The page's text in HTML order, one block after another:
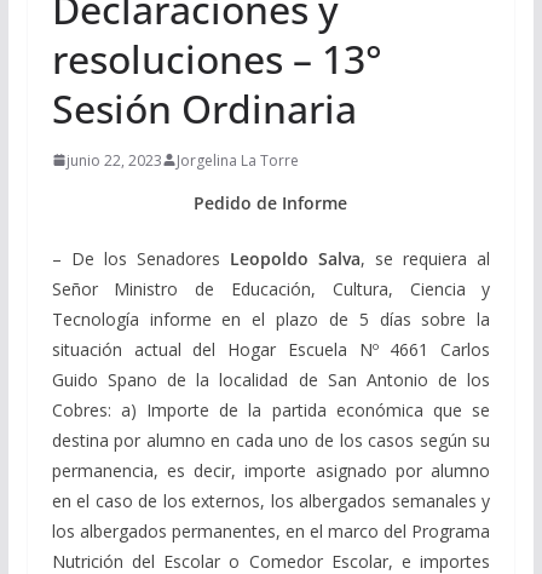
resoluciones – 13°
Sesión Ordinaria
junio 22, 2023 Jorgelina La Torre
Pedido de Informe
– De los Senadores Leopoldo Salva, se requiera al
Señor Ministro de Educación, Cultura, Ciencia y
Tecnología informe en el plazo de 5 días sobre la
situación actual del Hogar Escuela Nº 4661 Carlos
Guido Spano de la localidad de San Antonio de los
Cobres: a) Importe de la partida económica que se
destina por alumno en cada uno de los casos según su
permanencia, es decir, importe asignado por alumno
en el caso de los externos, los albergados semanales y
los albergados permanentes, en el marco del Programa
Nutrición del Escolar o Comedor Escolar, e importes